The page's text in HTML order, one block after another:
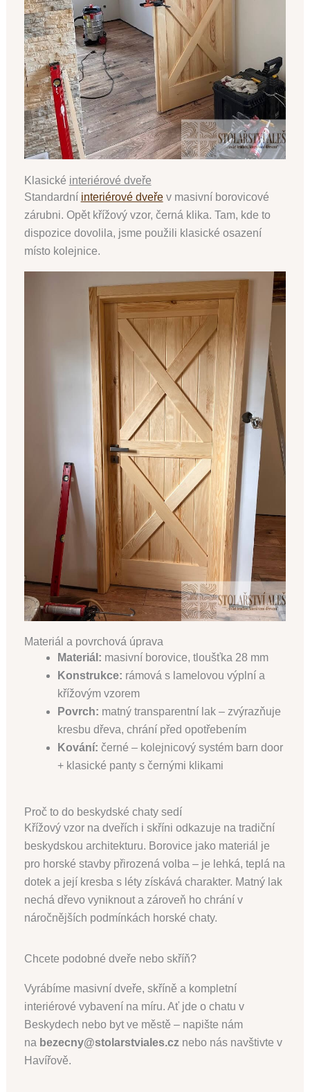
Klasické interiérové dveře
Standardní interiérové dveřev masivní borovicové
zárubni. Opět křížový vzor, černá klika. Tam, kde to
dispozice dovolila, jsme použili klasické osazení
místo kolejnice.
Materiál a povrchová úprava
Materiál: masivní borovice, tloušťka 28 mm
Konstrukce: rámová s lamelovou výplní a
křížovým vzorem
Povrch: matný transparentní lak – zvýrazňuje
kresbu dřeva, chrání před opotřebením
Kování: černé – kolejnicový systém barn door
+ klasické panty s černými klikami
Proč to do beskydské chaty sedí
Křížový vzor na dveřích i skříni odkazuje na tradiční
beskydskou architekturu. Borovice jako materiál je
pro horské stavby přirozená volba – je lehká, teplá na
dotek a její kresba s léty získává charakter. Matný lak
nechá dřevo vyniknout a zároveň ho chrání v
náročnějších podmínkách horské chaty.
Chcete podobné dveře nebo skříň?
Vyrábíme masivní dveře, skříně a kompletní
interiérové vybavení na míru. Ať jde o chatu v
Beskydech nebo byt ve městě – napište nám
na bezecny@stolarstviales.cznebo nás navštivte v
Havířově.